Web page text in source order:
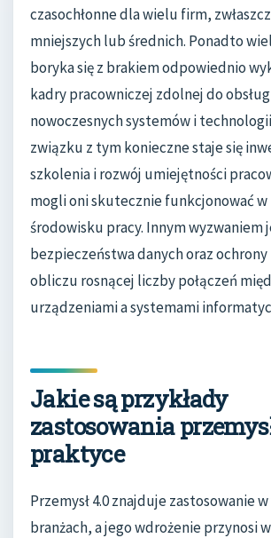
czasochłonne dla wielu firm,
mniejszych lub średnich. Ponadto
boryka się z brakiem odpowiednio
kadry pracowniczej zdolnej do
nowoczesnych systemów i
związku z tym konieczne staje się
szkolenia i rozwój umiejętności
mogli oni skutecznie funkcjonować w
środowisku pracy. Innym wyzwaniem
bezpieczeństwa danych oraz
obliczu rosnącej liczby połączeń
urządzeniami a systemami
Jakie są przykłady
zastosowania
praktyce
Przemysł 4.0 znajduje zastosowanie
branżach, a jego wdrożenie przynosi